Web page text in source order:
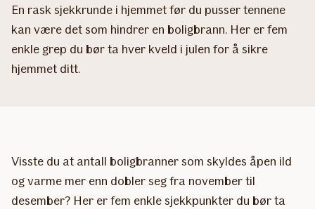
En rask sjekkrunde i hjemmet før du pusser tennene
kan være det som hindrer en boligbrann. Her er fem
enkle grep du bør ta hver kveld i julen for å sikre
hjemmet ditt.
Visste du at antall boligbranner som skyldes åpen ild
og varme mer enn dobler seg fra november til
desember? Her er fem enkle sjekkpunkter du bør ta